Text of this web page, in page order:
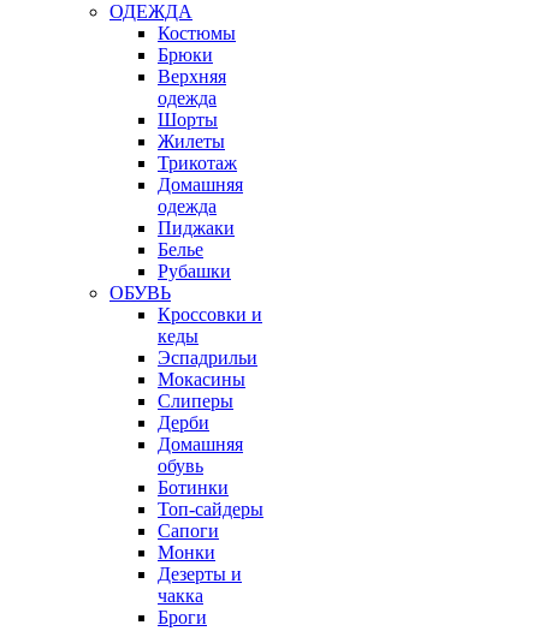
ОДЕЖДА
Костюмы
Брюки
Верхняя
одежда
Шорты
Жилеты
Трикотаж
Домашняя
одежда
Пиджаки
Белье
Рубашки
ОБУВЬ
Кроссовки и
кеды
Эспадрильи
Мокасины
Слиперы
Дерби
Домашняя
обувь
Ботинки
Топ-сайдеры
Сапоги
Монки
Дезерты и
чакка
Броги